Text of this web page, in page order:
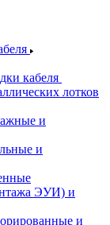
кабеля
лотков
и
и
ЭУИ) и
и